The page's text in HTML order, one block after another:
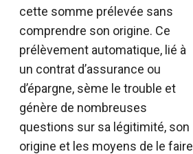
cette somme prélevée sans
comprendre son origine. Ce
prélèvement automatique, lié à
un contrat d’assurance ou
d’épargne, sème le trouble et
génère de nombreuses
questions sur sa légitimité, son
origine et les moyens de le faire